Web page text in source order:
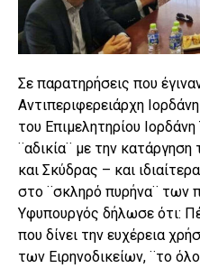
Σε παρατηρήσεις που
Αντιπεριφερειάρχη
του Επιμελητηρίου
¨αδικία¨ με την κατάργηση
και Σκύδρας – και
στο ¨σκληρό πυρήνα¨ των
Υφυπουργός δήλωσε ότι:
που δίνει την ευχέρεια
των Ειρηνοδικείων, ¨το